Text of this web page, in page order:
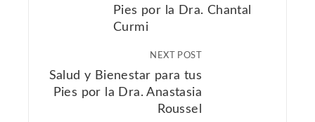
Pies por la Dra. Chantal
Curmi
NEXT POST
Salud y Bienestar para tus
Pies por la Dra. Anastasia
Roussel